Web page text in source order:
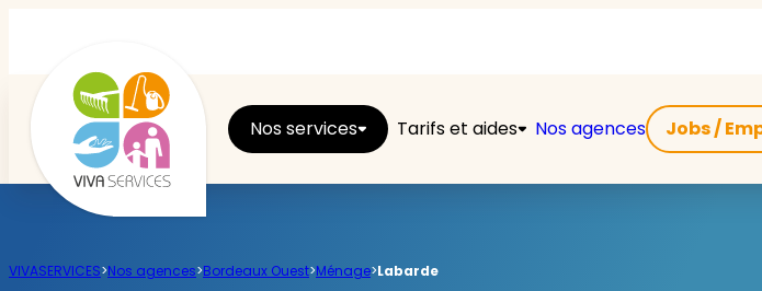
Nos services Tarifs et aides Nos agences Jobs /
VIVASERVICES>Nos agences>Bordeaux Ouest>Ménage>Labarde